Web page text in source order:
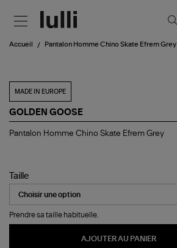
Accueil Pantalon Homme Chino Skate Efrem Grey
MADE IN EUROPE
GOLDEN GOOSE
Pantalon
Efrem
Grey
Pantalon Homme Chino Skate Efrem Grey
Taille
Prendre sa taille habituelle.
AJOUTER AU PANIER